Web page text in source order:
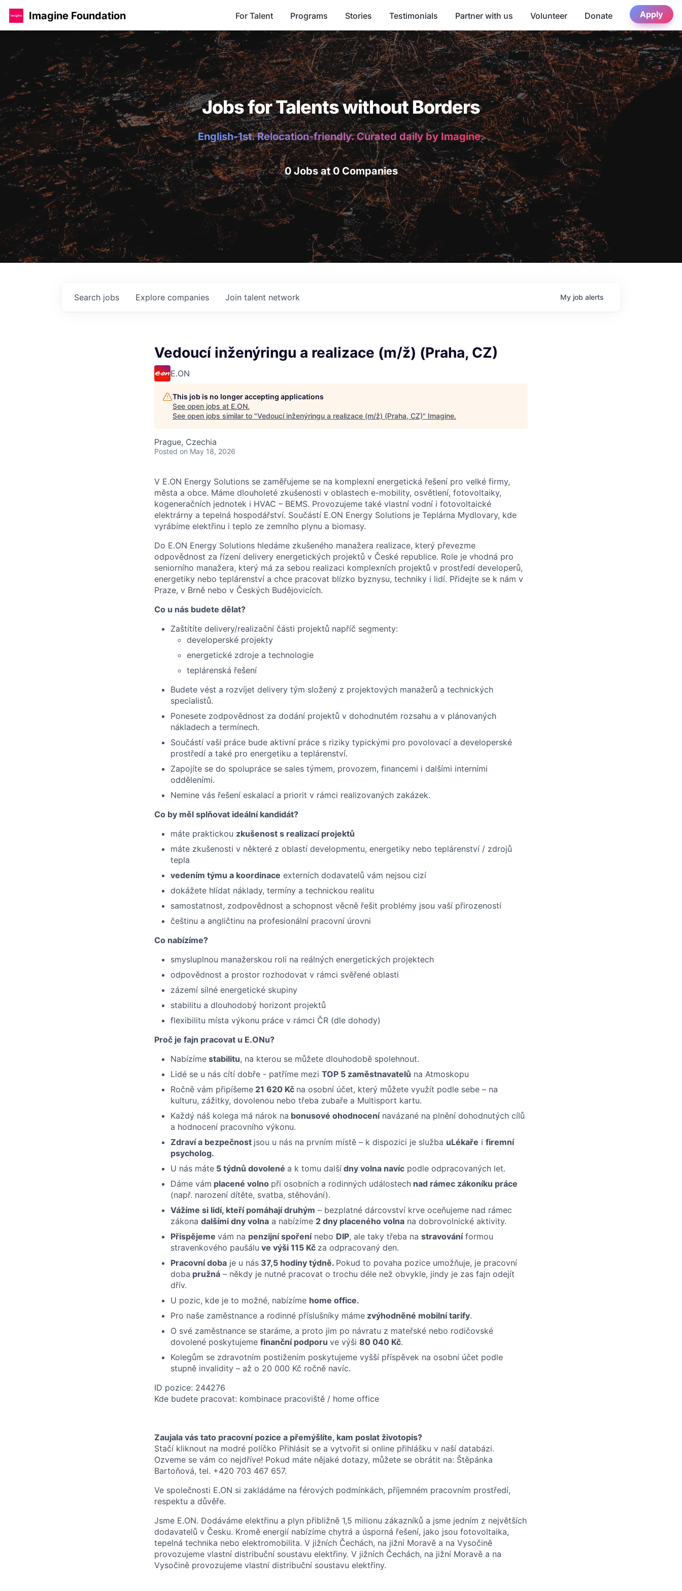
Imagine Foundation For Talent Programs Stories Testimonials Partner with us Volunteer Donate Apply
Jobs for Talents without Borders
English-1st. Relocation-friendly. Curated daily by Imagine.
0 Jobs at 0 Companies
Search jobs Explore companies Join talent network My job alerts
Vedoucí inženýringu a realizace (m/ž) (Praha, CZ)
E.ON
This job is no longer accepting applications
See open jobs at E.ON.
See open jobs similar to "Vedoucí inženýringu a realizace (m/ž) (Praha, CZ)" Imagine.
Prague, Czechia
Posted on May 18, 2026
V E.ON Energy Solutions se zaměřujeme se na komplexní energetická řešení pro velké firmy,
města a obce. Máme dlouholeté zkušenosti v oblastech e-mobility, osvětlení, fotovoltaiky,
kogeneračních jednotek i HVAC – BEMS. Provozujeme také vlastní vodní i fotovoltaické
elektrárny a tepelná hospodářství. Součástí E.ON Energy Solutions je Teplárna Mydlovary, kde
vyrábíme elektřinu i teplo ze zemního plynu a biomasy.
Do E.ON Energy Solutions hledáme zkušeného manažera realizace, který převezme
odpovědnost za řízení delivery energetických projektů v České republice. Role je vhodná pro
seniorního manažera, který má za sebou realizaci komplexních projektů v prostředí developerů,
energetiky nebo teplárenství a chce pracovat blízko byznysu, techniky i lidí. Přidejte se k nám v
Praze, v Brně nebo v Českých Budějovicích.
Co u nás budete dělat?
Zaštítíte delivery/realizační části projektů napříč segmenty:
developerské projekty
energetické zdroje a technologie
teplárenská řešení
Budete vést a rozvíjet delivery tým složený z projektových manažerů a technických
specialistů.
Ponesete zodpovědnost za dodání projektů v dohodnutém rozsahu a v plánovaných
nákladech a termínech.
Součástí vaší práce bude aktivní práce s riziky typickými pro povolovací a developerské
prostředí a také pro energetiku a teplárenství.
Zapojíte se do spolupráce se sales týmem, provozem, financemi i dalšími interními
odděleními.
Nemine vás řešení eskalací a priorit v rámci realizovaných zakázek.
Co by měl splňovat ideální kandidát?
máte praktickou zkušenost s realizací projektů
máte zkušenosti v některé z oblastí developmentu, energetiky nebo teplárenství / zdrojů
tepla
vedením týmu a koordinace externích dodavatelů vám nejsou cizí
dokážete hlídat náklady, termíny a technickou realitu
samostatnost, zodpovědnost a schopnost věcně řešit problémy jsou vaší přirozeností
češtinu a angličtinu na profesionální pracovní úrovni
Co nabízíme?
smysluplnou manažerskou roli na reálných energetických projektech
odpovědnost a prostor rozhodovat v rámci svěřené oblasti
zázemí silné energetické skupiny
stabilitu a dlouhodobý horizont projektů
flexibilitu místa výkonu práce v rámci ČR (dle dohody)
Proč je fajn pracovat u E.ONu?
Nabízíme stabilitu, na kterou se můžete dlouhodobě spolehnout.
Lidé se u nás cítí dobře - patříme mezi TOP 5 zaměstnavatelů na Atmoskopu
Ročně vám připíšeme 21 620 Kč na osobní účet, který můžete využít podle sebe – na
kulturu, zážitky, dovolenou nebo třeba zubaře a Multisport kartu.
Každý náš kolega má nárok na bonusové ohodnocenínavázané na plnění dohodnutých cílů
a hodnocení pracovního výkonu.
Zdraví a bezpečnost jsou u nás na prvním místě – k dispozici je služba uLékaře i firemní
psycholog.
U nás máte 5 týdnů dovolené a k tomu další dny volna navíc podle odpracovaných let.
Dáme vám placené volno při osobních a rodinných událostech nad rámec zákoníku práce
(např. narození dítěte, svatba, stěhování).
Vážíme si lidí, kteří pomáhají druhým – bezplatné dárcovství krve oceňujeme nad rámec
zákona dalšími dny volna a nabízíme 2 dny placeného volna na dobrovolnické aktivity.
Přispějeme vám na penzijní spořenínebo DIP, ale taky třeba na stravováníformou
stravenkového paušálu ve výši 115 Kč za odpracovaný den.
Pracovní doba je u nás 37,5 hodiny týdně. Pokud to povaha pozice umožňuje, je pracovní
doba pružná – někdy je nutné pracovat o trochu déle než obvykle, jindy je zas fajn odejít
dřív.
U pozic, kde je to možné, nabízíme home office.
Pro naše zaměstnance a rodinné příslušníky máme zvýhodněné mobilní tarify.
O své zaměstnance se staráme, a proto jim po návratu z mateřské nebo rodičovské
dovolené poskytujeme finanční podporu ve výši 80 040 Kč.
Kolegům se zdravotním postižením poskytujeme vyšší příspěvek na osobní účet podle
stupně invalidity – až o 20 000 Kč ročně navíc.
ID pozice: 244276
Kde budete pracovat: kombinace pracoviště / home office
Zaujala vás tato pracovní pozice a přemýšlíte, kam poslat životopis?
Stačí kliknout na modré políčko Přihlásit se a vytvořit si online přihlášku v naší databázi.
Ozveme se vám co nejdříve! Pokud máte nějaké dotazy, můžete se obrátit na: Štěpánka
Bartoňová, tel. +420 703 467 657.
Ve společnosti E.ON si zakládáme na férových podmínkách, příjemném pracovním prostředí,
respektu a důvěře.
Jsme E.ON. Dodáváme elektřinu a plyn přibližně 1,5 milionu zákazníků a jsme jedním z největších
dodavatelů v Česku. Kromě energií nabízíme chytrá a úsporná řešení, jako jsou fotovoltaika,
tepelná technika nebo elektromobilita. V jižních Čechách, na jižní Moravě a na Vysočině
provozujeme vlastní distribuční soustavu elektřiny. V jižních Čechách, na jižní Moravě a na
Vysočině provozujeme vlastní distribuční soustavu elektřiny.